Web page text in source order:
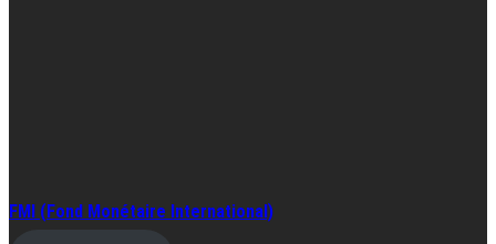
FMI (Fond Monétaire International)